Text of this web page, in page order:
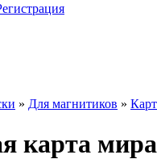
» Для магнитиков »
карта мира